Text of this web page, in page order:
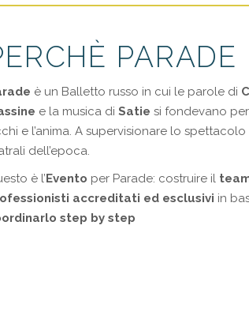
PARADE
è un Balletto russo in cui le parole di
e la musica di Satie si fondevano
e l’anima. A supervisionare lo spettacolo
dell’epoca.
è l’Evento per Parade: costruire il
accreditati ed esclusivi in
step by step